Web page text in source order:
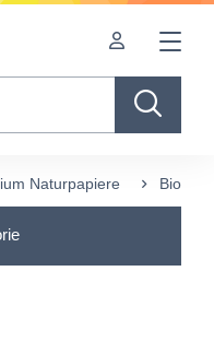
Naturpapiere Bio